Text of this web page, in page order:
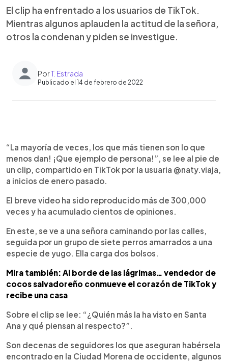
El clip ha enfrentado a los usuarios de TikTok.
Mientras algunos aplauden la actitud de la señora,
otros la condenan y piden se investigue.
PorT. Estrada
Publicado el 14 de febrero de 2022
Escuchar artículo
“La mayoría de veces, los que más tienen son lo que
menos dan! ¡Que ejemplo de persona!”, se lee al pie de
un clip, compartido en TikTok por la usuaria @naty.viaja,
a inicios de enero pasado.
El breve video ha sido reproducido más de 300,000
veces y ha acumulado cientos de opiniones.
En este, se ve a una señora caminando por las calles,
seguida por un grupo de siete perros amarrados a una
especie de yugo. Ella carga dos bolsos.
Mira también: Al borde de las lágrimas… vendedor de
cocos salvadoreño conmueve el corazón de TikTok y
recibe una casa
Sobre el clip se lee: “¿Quién más la ha visto en Santa
Ana y qué piensan al respecto?”.
Son decenas de seguidores los que aseguran habérsela
encontrado en la Ciudad Morena de occidente, algunos